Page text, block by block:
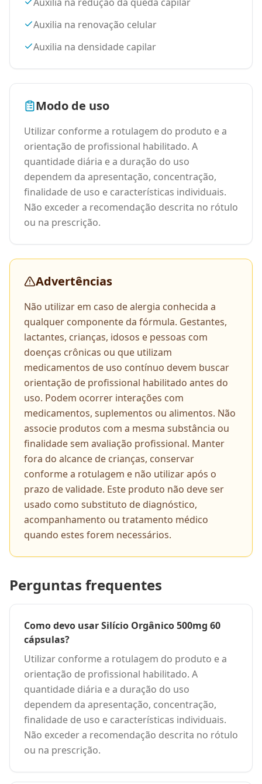
Auxilia na renovação celular
Auxilia na densidade capilar
Modo de uso
Utilizar conforme a rotulagem do produto e a
orientação de profissional habilitado. A
quantidade diária e a duração do uso
dependem da apresentação, concentração,
finalidade de uso e características individuais.
Não exceder a recomendação descrita no rótulo
ou na prescrição.
Advertências
Não utilizar em caso de alergia conhecida a
qualquer componente da fórmula. Gestantes,
lactantes, crianças, idosos e pessoas com
doenças crônicas ou que utilizam
medicamentos de uso contínuo devem buscar
orientação de profissional habilitado antes do
uso. Podem ocorrer interações com
medicamentos, suplementos ou alimentos. Não
associe produtos com a mesma substância ou
finalidade sem avaliação profissional. Manter
fora do alcance de crianças, conservar
conforme a rotulagem e não utilizar após o
prazo de validade. Este produto não deve ser
usado como substituto de diagnóstico,
acompanhamento ou tratamento médico
quando estes forem necessários.
Perguntas frequentes
Como devo usar Silício Orgânico 500mg 60
cápsulas?
Utilizar conforme a rotulagem do produto e a
orientação de profissional habilitado. A
quantidade diária e a duração do uso
dependem da apresentação, concentração,
finalidade de uso e características individuais.
Não exceder a recomendação descrita no rótulo
ou na prescrição.